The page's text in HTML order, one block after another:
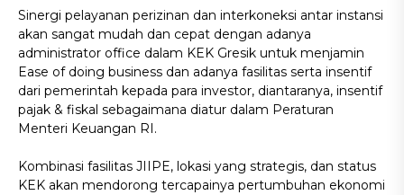
Sinergi pelayanan perizinan dan interkoneksi antar instansi
akan sangat mudah dan cepat dengan adanya
administrator office dalam KEK Gresik untuk menjamin
Ease of doing business dan adanya fasilitas serta insentif
dari pemerintah kepada para investor, diantaranya, insentif
pajak & fiskal sebagaimana diatur dalam Peraturan
Menteri Keuangan RI.
Kombinasi fasilitas JIIPE, lokasi yang strategis, dan status
KEK akan mendorong tercapainya pertumbuhan ekonomi